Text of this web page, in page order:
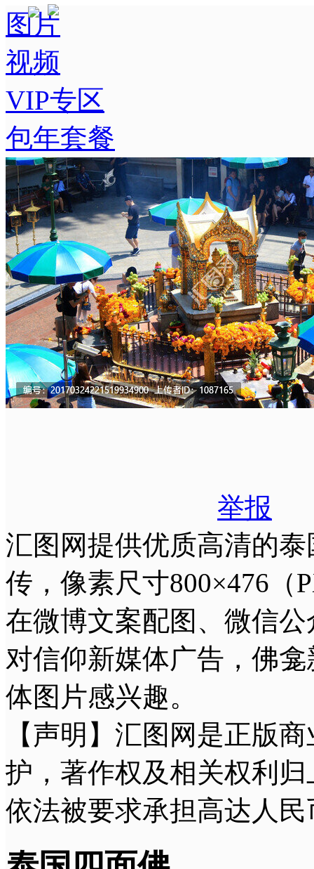
图片
视频
VIP专区
包年套餐
举报
汇图网提供优质高清的
传，像素尺寸800×476（
在微博文案配图、微信
对信仰新媒体广告，佛
体图片感兴趣。
【声明】汇图网是正版
护，著作权及相关权利
依法被要求承担高达人